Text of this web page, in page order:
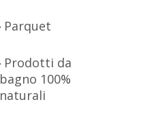
Parquet
Prodotti da
bagno 100%
naturali